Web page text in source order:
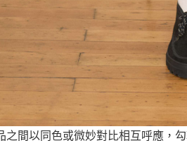
之間以同色或微妙對比相互呼應，